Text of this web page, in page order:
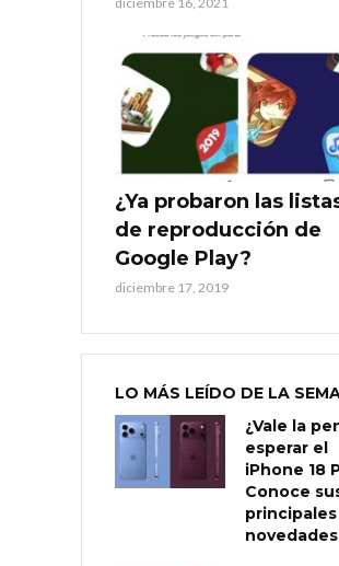
¿Ya probaron las
de reproducción de
Google Play?
diciembre 17, 2019
LO MÁS LEÍDO DE LA
¿Vale la
esperar el
iPhone 18
Conoce
principales
novedades